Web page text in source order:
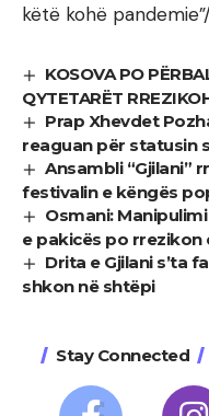
këtë kohë
KOSOVA PO
QYTETARËT
Prap Xhevdet
reaguan për statusin
Ansambli “Gjilani”
festivalin e këngës
Osmani:
e pakicës po rrezikon
Drita e Gjilani s’ta
shkon në shtëpi
Stay Connected